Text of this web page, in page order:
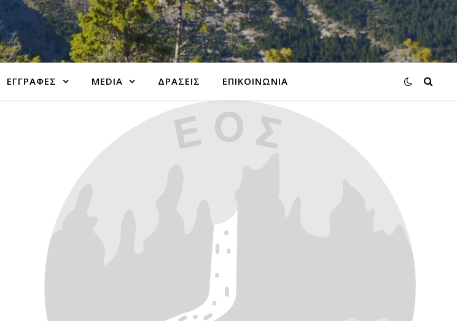
ΕΓΓΡΑΦΕΣ MEDIA ΔΡΑΣΕΙΣ ΕΠΙΚΟΙΝΩΝΙΑ